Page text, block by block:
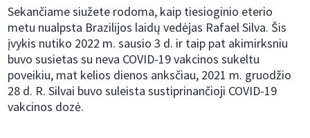
Sekančiame siužete rodoma, kaip tiesioginio eterio
metu nualpsta Brazilijos laidų vedėjas Rafael Silva. Šis
įvykis nutiko 2022 m. sausio 3 d. ir taip pat akimirksniu
buvo susietas su neva COVID-19 vakcinos sukeltu
poveikiu, mat kelios dienos anksčiau, 2021 m. gruodžio
28 d. R. Silvai buvo suleista sustiprinančioji COVID-19
vakcinos dozė.